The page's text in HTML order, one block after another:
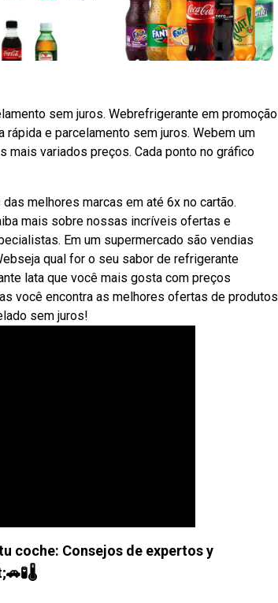
sem juros. Webrefrigerante em promoção
e parcelamento sem juros. Webem um
variados preços. Cada ponto no gráfico
melhores marcas em até 6x no cartão.
mais sobre nossas incríveis ofertas e
Em um supermercado são vendias
qual for o seu sabor de refrigerante
lata que você mais gosta com preços
você encontra as melhores ofertas de produtos
sem juros!
coche: Consejos de expertos y